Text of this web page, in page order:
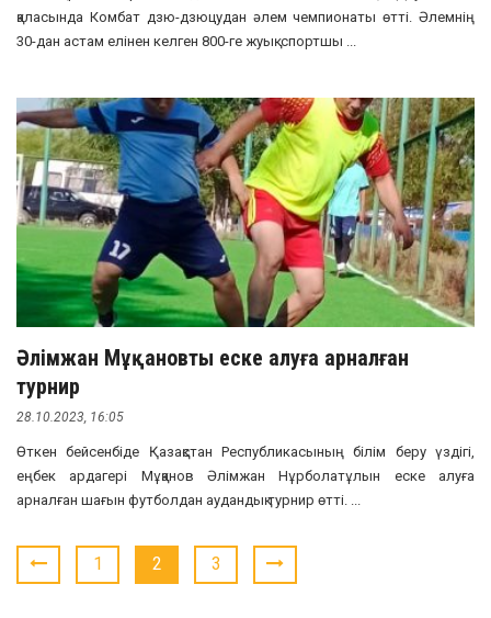
қаласында Комбат дзю-дзюцудан әлем чемпионаты өтті. Әлемнің
30-дан астам елінен келген 800-ге жуық спортшы ...
Әлімжан Мұқановты еске алуға арналған
турнир
28.10.2023, 16:05
Өткен бейсенбіде Қазақстан Республикасының білім беру үздігі,
еңбек ардагері Мұқанов Әлімжан Нұрболатұлын еске алуға
арналған шағын футболдан аудандық турнир өтті. ...
1 2 3